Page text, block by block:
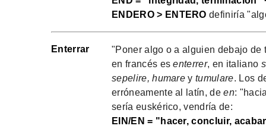
ENDERO > ENTERO definiría
Enterrar
"Poner algo o a alguien debajo
en francés esenterrer, en italiano
sepelire, humare ytumulare. Los
erróneamente al latín, deen:
sería euskérico, vendría de:
EIN/EN = "hacer, concluir,